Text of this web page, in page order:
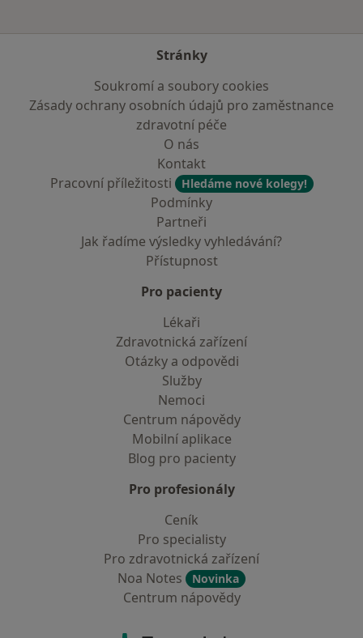
Stránky
Soukromí a soubory cookies
Zásady ochrany osobních údajů pro zaměstnance
zdravotní péče
O nás
Kontakt
Pracovní příležitosti
Hledáme nové kolegy!
Podmínky
Partneři
Jak řadíme výsledky vyhledávání?
Přístupnost
Pro pacienty
Lékaři
Zdravotnická zařízení
Otázky a odpovědi
Služby
Nemoci
Centrum nápovědy
Mobilní aplikace
Blog pro pacienty
Pro profesionály
Ceník
Pro specialisty
Pro zdravotnická zařízení
Noa Notes
Novinka
Centrum nápovědy